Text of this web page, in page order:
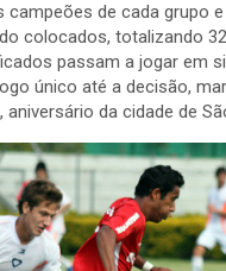
campeões de cada grupo
colocados, totalizando
passam a jogar em
único até a decisão,
aniversário da cidade de